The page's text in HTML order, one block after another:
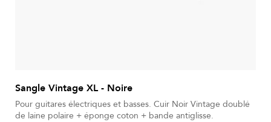
Sangle Vintage XL - Noire
Pour guitares électriques et basses. Cuir Noir Vintage doublé
de laine polaire + éponge coton + bande antiglisse.